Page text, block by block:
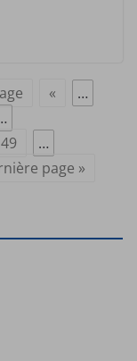
«
…
49
…
page »